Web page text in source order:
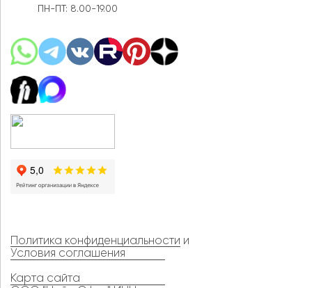
ПН-ПТ: 8.00-19.00
Политика конфиденциальности и
Условия соглашения
Карта сайта